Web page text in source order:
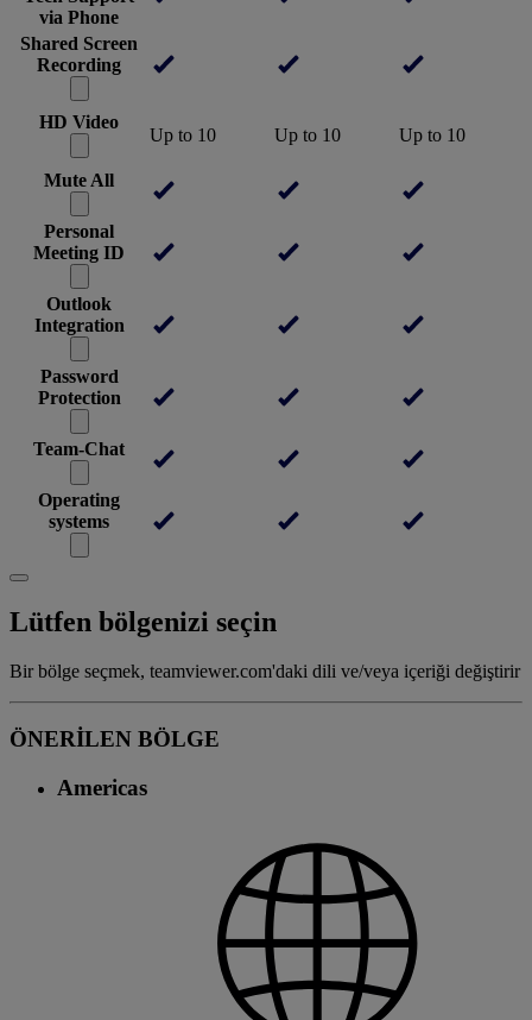
via Phone
Shared Screen
Recording
HD Video
Up to 10 Up to 10 Up to 10
Mute All
Personal
Meeting ID
Outlook
Integration
Password
Protection
Team-Chat
Operating
systems
Lütfen bölgenizi seçin
Bir bölge seçmek, teamviewer.com'daki dili ve/veya içeriği değiştirir
ÖNERİLEN BÖLGE
Americas